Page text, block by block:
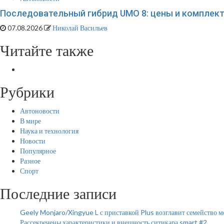
Последовательный гибрид UMO 8: цены и
07.08.2026 Николай Васильев
Читайте также
Рубрики
Автоновости
В мире
Наука и технология
Новости
Популярное
Разное
Спорт
Последние записи
Geely Monjaro/Xingyue L с приставкой Plus возглавит семейство
Рассекречены характеристики и внешность ситикара smart #2